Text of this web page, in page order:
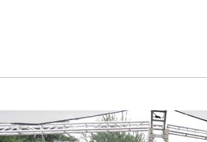
수용공간 확보' 신용해 前교정본부장 기소
구 파문…"국민적 공분에 수사 재개"